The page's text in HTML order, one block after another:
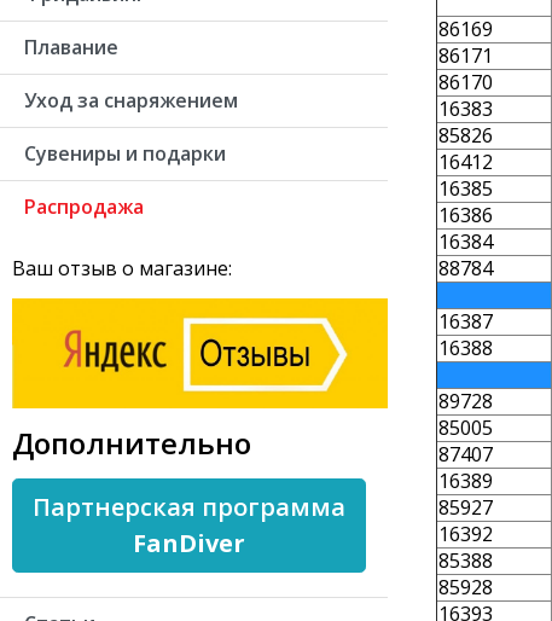
Плавание
Уход за снаряжением
Сувениры и подарки
Распродажа
Ваш отзыв о магазине:
Дополнительно
Партнерская программа
FanDiver
86169
86171
86170
16383
85826
16412
16385
16386
16384
88784
16387
16388
89728
85005
87407
16389
85927
16392
85388
85928
16393